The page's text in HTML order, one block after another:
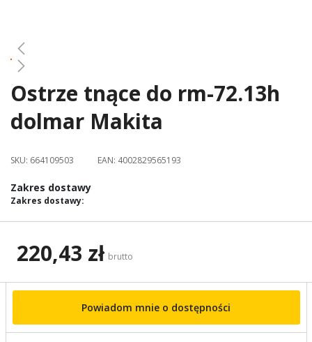
Skip
the
of
images
gallery
Ostrze tnące do rm-72.13h
dolmar Makita
SKU: 664109503 EAN: 4002829565193
Zakres dostawy
Zakres dostawy:
220,43 zł brutto
Powiadom mnie o dostępności